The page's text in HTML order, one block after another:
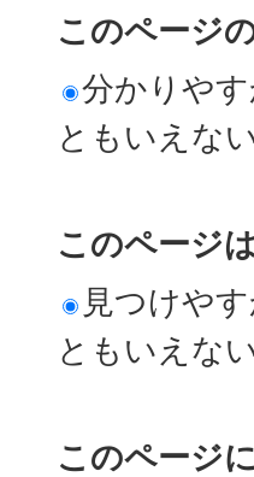
このページ
分かりや
ともいえな
このページ
見つけや
ともいえな
このページ